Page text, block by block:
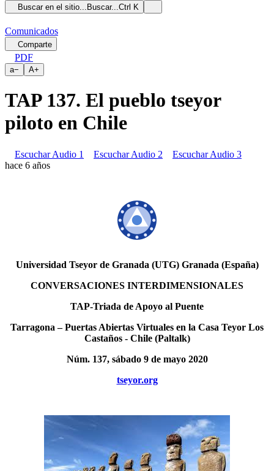
Buscar en el sitio... Buscar...Ctrl K
Comunicados
Comparte
PDF
a− A+
TAP 137. El pueblo tseyor
piloto en Chile
Escuchar Audio 1 Escuchar Audio 2
Escuchar Audio 3
hace 6 años
Universidad Tseyor de Granada (UTG) Granada (España)
CONVERSACIONES INTERDIMENSIONALES
TAP-Triada de Apoyo al Puente
Tarragona – Puertas Abiertas Virtuales en la Casa Teyor Los
Castaños - Chile (Paltalk)
Núm. 137, sábado 9 de mayo 2020
tseyor.org